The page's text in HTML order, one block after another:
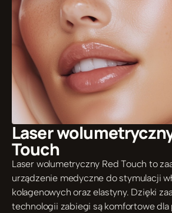
Laser
Touch
Laser wolumetryczny Red Touch to
urządzenie medyczne do stymulacji
kolagenowych oraz elastyny. Dzięki
technologii zabiegi są komfortowe dla